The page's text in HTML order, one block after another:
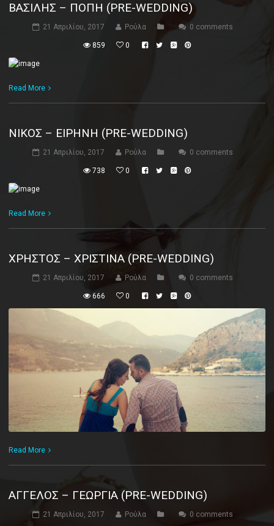
ΒΑΣΊΛΗΣ – ΠΌΠΗ (PRE-WEDDING)
21 Απριλίου, 2017 Ρούλα 0 comments
859 0
Read More
ΝΊΚΟΣ – ΕΙΡΉΝΗ (PRE-WEDDING)
21 Απριλίου, 2017 Ρούλα 0 comments
738 0
Read More
ΧΡΉΣΤΟΣ – ΧΡΙΣΤΊΝΑ (PRE-WEDDING)
21 Απριλίου, 2017 Ρούλα 0 comments
666 0
Read More
ΆΓΓΕΛΟΣ – ΓΕΩΡΓΊΑ (PRE-WEDDING)
21 Απριλίου, 2017 Ρούλα 0 comments